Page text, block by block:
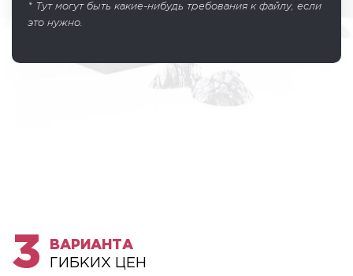
* Тут могут быть какие-нибудь требования к файлу, если
это нужно.
3
ВАРИАНТА
ГИБКИХ ЦЕН